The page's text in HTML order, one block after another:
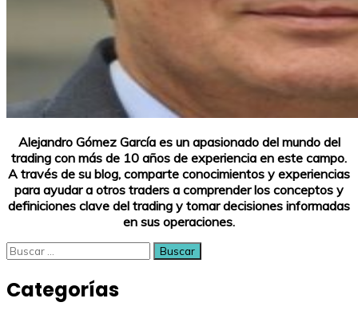
Alejandro Gómez García es un apasionado del mundo del
trading con más de 10 años de experiencia en este campo.
A través de su blog, comparte conocimientos y experiencias
para ayudar a otros traders a comprender los conceptos y
definiciones clave del trading y tomar decisiones informadas
en sus operaciones.
Buscar:
Categorías